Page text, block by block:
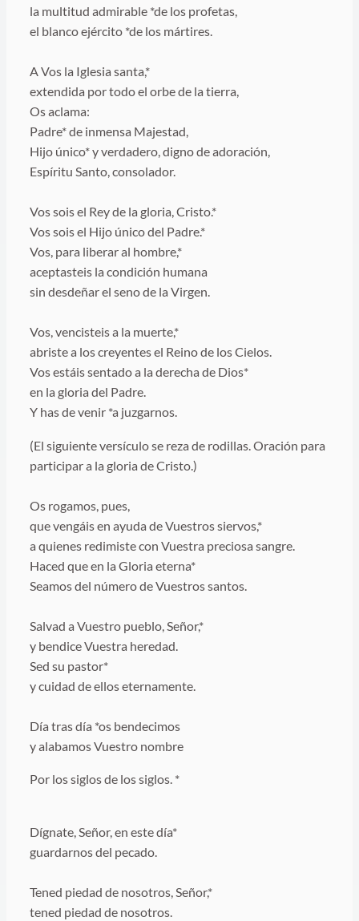
la multitud admirable *de los profetas,
el blanco ejército *de los mártires.
A Vos la Iglesia santa,*
extendida por todo el orbe de la tierra,
Os aclama:
Padre* de inmensa Majestad,
Hijo único* y verdadero, digno de adoración,
Espíritu Santo, consolador.
Vos sois el Rey de la gloria, Cristo.*
Vos sois el Hijo único del Padre.*
Vos, para liberar al hombre,*
aceptasteis la condición humana
sin desdeñar el seno de la Virgen.
Vos, vencisteis a la muerte,*
abriste a los creyentes el Reino de los Cielos.
Vos estáis sentado a la derecha de Dios*
en la gloria del Padre.
Y has de venir *a juzgarnos.
(El siguiente versículo se reza de rodillas. Oración para
participar a la gloria de Cristo.)
Os rogamos, pues,
que vengáis en ayuda de Vuestros siervos,*
a quienes redimiste con Vuestra preciosa sangre.
Haced que en la Gloria eterna*
Seamos del número de Vuestros santos.
Salvad a Vuestro pueblo, Señor,*
y bendice Vuestra heredad.
Sed su pastor*
y cuidad de ellos eternamente.
Día tras día *os bendecimos
y alabamos Vuestro nombre
Por los siglos de los siglos. *
Dígnate, Señor, en este día*
guardarnos del pecado.
Tened piedad de nosotros, Señor,*
tened piedad de nosotros.